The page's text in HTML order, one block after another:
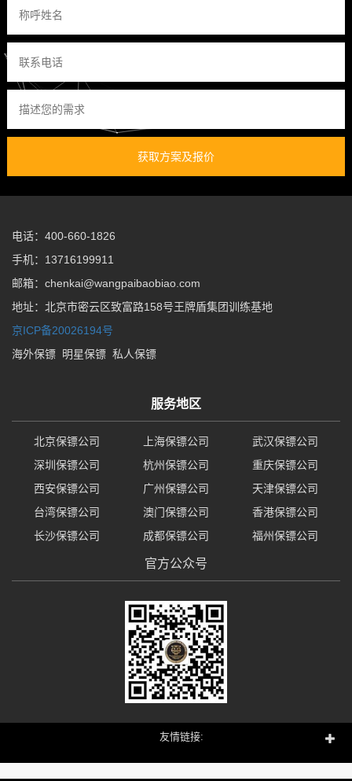
获取方案及报价
电话：400-660-1826
手机：13716199911
邮箱：chenkai@wangpaibaobiao.com
地址：北京市密云区致富路158号王牌盾集团训练基地
京ICP备20026194号
海外保镖
明星保镖 私人保镖
服务地区
北京保镖公司 上海保镖公司
武汉保镖公司
深圳保镖公司
杭州保镖公司
重庆保镖公司
西安保镖公司
广州保镖公司
天津保镖公司
台湾保镖公司
澳门保镖公司
香港保镖公司
长沙保镖公司
成都保镖公司 福州保镖公司
官方公众号
友情链接: